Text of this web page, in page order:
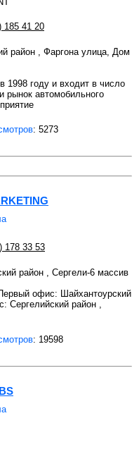
185 41 20
район , Фаргона улица, Дом
1998 году и входит в число
автомобильного
: 5273
178 33 53
район , Сергели-6 массив
офис: Шайхантоурский
район ,
: 19598